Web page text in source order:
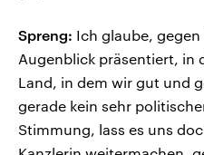
Spreng: Ich glaube,
Augenblick präsentiert, in
Land, in dem wir gut und
gerade kein sehr
Stimmung, lass es uns